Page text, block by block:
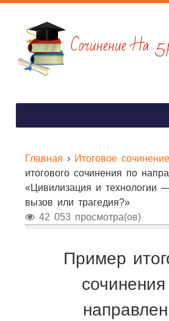
Главная › Итоговое сочинение
итогового сочинения по
«Цивилизация и технологии
вызов или трагедия?»
42 053 просмотра(ов)
Пример